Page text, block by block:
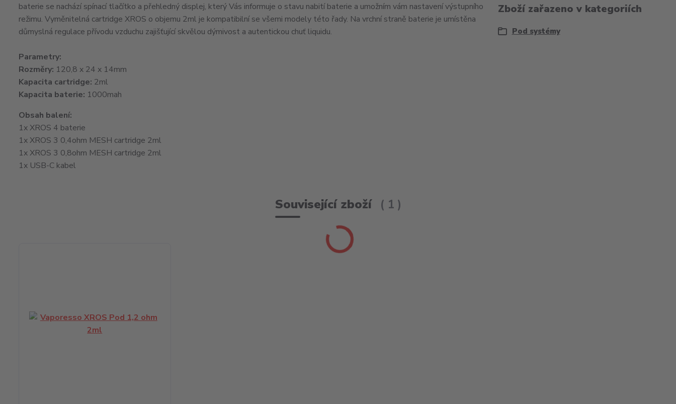
baterie se nachází spínací tlačítko a přehledný displej, který Vás informuje o stavu nabití baterie a umožním vám nastavení výstupního
režimu. Vyměnitelná cartridge XROS o objemu 2ml je kompatibilní se všemi modely této řady. Na vrchní straně baterie je umístěna
důmyslná regulace přívodu vzduchu zajišťující skvělou dýmivost a autentickou chuť liquidu.
Parametry:
Rozměry: 120,8 x 24 x 14mm
Kapacita cartridge: 2ml
Kapacita baterie: 1000mah
Obsah balení:
1x XROS 4 baterie
1x XROS 3 0,4ohm MESH cartridge 2ml
1x XROS 3 0,8ohm MESH cartridge 2ml
1x USB-C kabel
Zboží zařazeno v kategoriích
Pod systémy
Související zboží 1